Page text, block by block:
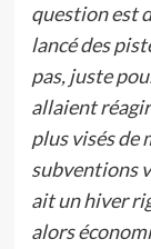
question est
lancé des
pas, juste
allaient
plus visés de
subventions
ait un hiver
alors